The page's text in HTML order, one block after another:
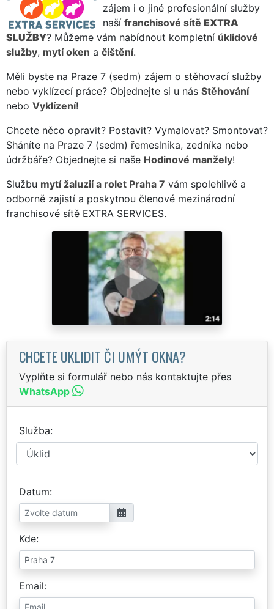
zájem i o jiné profesionální služby
naší franchisové sítě EXTRA
SLUŽBY? Můžeme vám nabídnout kompletní úklidové
služby, mytí oken a čištění.
Měli byste na Praze 7 (sedm) zájem o stěhovací služby
nebo vyklízecí práce? Objednejte si u nás Stěhování
nebo Vyklízení!
Chcete něco opravit? Postavit? Vymalovat? Smontovat?
Sháníte na Praze 7 (sedm) řemeslníka, zedníka nebo
údržbáře? Objednejte si naše Hodinové manžely!
Službu mytí žaluzií a rolet Praha 7 vám spolehlivě a
odborně zajistí a poskytnou členové mezinárodní
franchisové sítě EXTRA SERVICES.
CHCETE UKLIDIT ČI UMÝT OKNA?
Vyplňte si formulář nebo nás kontaktujte přes
WhatsApp
Služba
Datum
Kde
Email